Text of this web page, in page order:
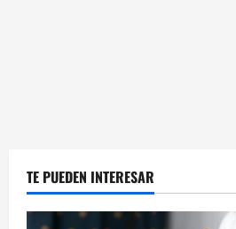
TE PUEDEN INTERESAR